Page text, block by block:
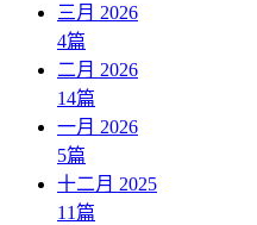
三月 2026
4篇
二月 2026
14篇
一月 2026
5篇
十二月 2025
11篇